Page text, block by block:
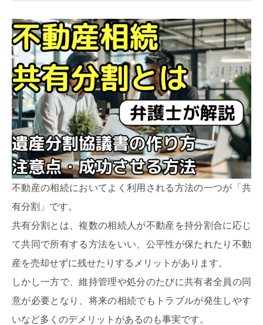
不動産の相続においてよく利用される方法の一つが「共
有分割」です。
共有分割とは、複数の相続人が不動産を持分割合に応じ
て共同で所有する方法をいい、公平性が保たれたり不動
産を売却せずに残せたりするメリットがあります。
しかし一方で、維持管理や処分のたびに共有者全員の同
意が必要となり、将来の相続でもトラブルが発生しやす
いなど多くのデメリットがあるのも事実です。